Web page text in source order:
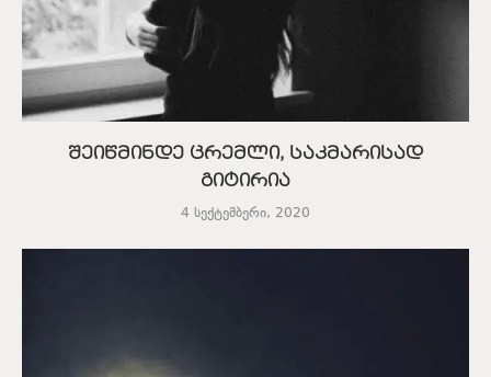
შეიწმინდე ცრემლი, საკმარისად
გიტირია
4 სექტემბერი, 2020